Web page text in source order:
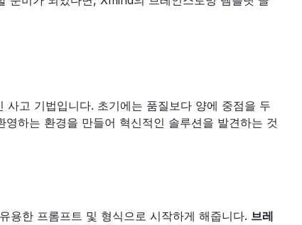
고 기법입니다. 초기에는 품질보다 양에 중점을 두
하는 환경을 만들어 혁신적인 솔루션을 발견하는 것
용한 프롬프트 및 형식으로 시작하게 해줍니다. 브레